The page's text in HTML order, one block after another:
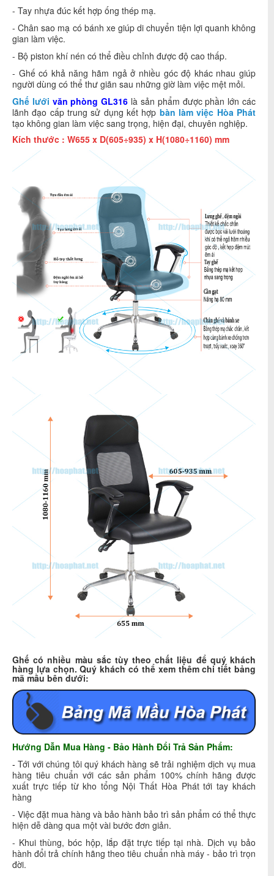
- Tay nhựa đúc kết hợp ống thép mạ.
- Chân sao mạ có bánh xe giúp di chuyển tiện lợi quanh không
gian làm việc.
- Bộ piston khí nén có thể điều chỉnh được độ cao thấp.
- Ghế có khả năng hãm ngả ở nhiều góc độ khác nhau giúp
người dùng có thể thư giãn sau những giờ làm việc mệt mỏi.
Ghế lưới văn phòng GL316 là sản phẩm được phần lớn các
lãnh đạo cấp trung sử dụng kết hợp bàn làm việc Hòa Phát
tạo không gian làm việc sang trọng, hiện đại, chuyên nghiệp.
Kích thước : W655 x D(605÷935) x H(1080÷1160) mm
Ghế có nhiều màu sắc tùy theo chất liệu để quý khách
hàng lựa chọn. Quý khách có thể xem thêm chi tiết bảng
mã mầu bên dưới:
Hướng Dẫn Mua Hàng - Bảo Hành Đổi Trả Sản Phẩm:
-Tới với chúng tôi quý khách hàng sẽ trải nghiệm dịch vụ mua
hàng tiêu chuẩn với các sản phẩm 100% chính hãng được
xuất trực tiếp từ kho tổng Nội Thất Hòa Phát tới tay khách
hàng
- Việc đặt mua hàng và bảo hành bảo trì sản phẩm có thể thực
hiện dễ dàng qua một vài bước đơn giản.
- Khui thùng, bóc hộp, lắp đặt trực tiếp tại nhà. Dịch vụ bảo
hành đổi trả chính hãng theo tiêu chuẩn nhà máy - bảo trì trọn
đời.